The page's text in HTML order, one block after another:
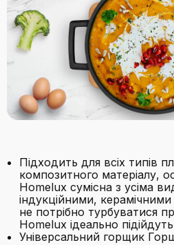
Підходить для всіх типів
композитного матеріалу,
Homelux сумісна з усіма
індукційними,
не потрібно турбуватися
Homelux ідеально
Універсальний горщик